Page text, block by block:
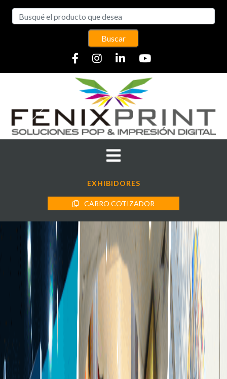
Buscar
EXHIBIDORES
CARRO COTIZADOR